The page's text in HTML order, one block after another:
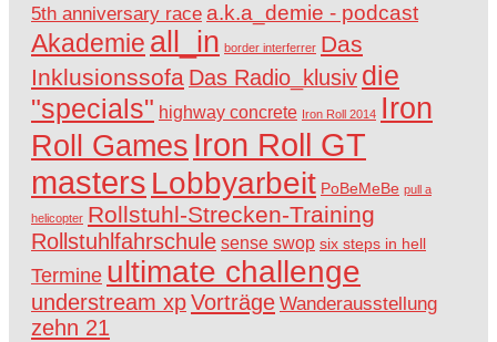
5th anniversary race a.k.a_demie - podcast
Akademie all_in border interferrer Das
Inklusionssofa Das Radio_klusiv die
"specials" highway concrete Iron Roll 2014 Iron
Roll Games Iron Roll GT
masters Lobbyarbeit PoBeMeBe pull a
helicopter Rollstuhl-Strecken-Training
Rollstuhlfahrschule sense swop six steps in hell
Termine ultimate challenge
understream xpVorträge Wanderausstellung
zehn 21